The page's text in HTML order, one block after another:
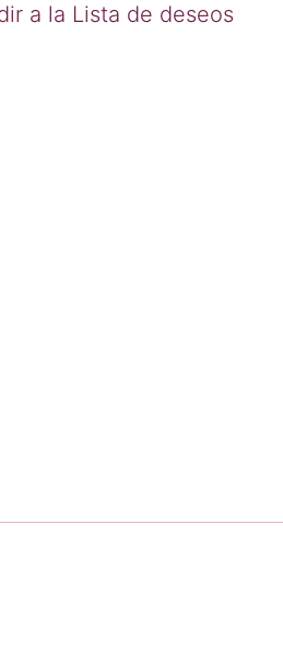
a la Lista de deseos